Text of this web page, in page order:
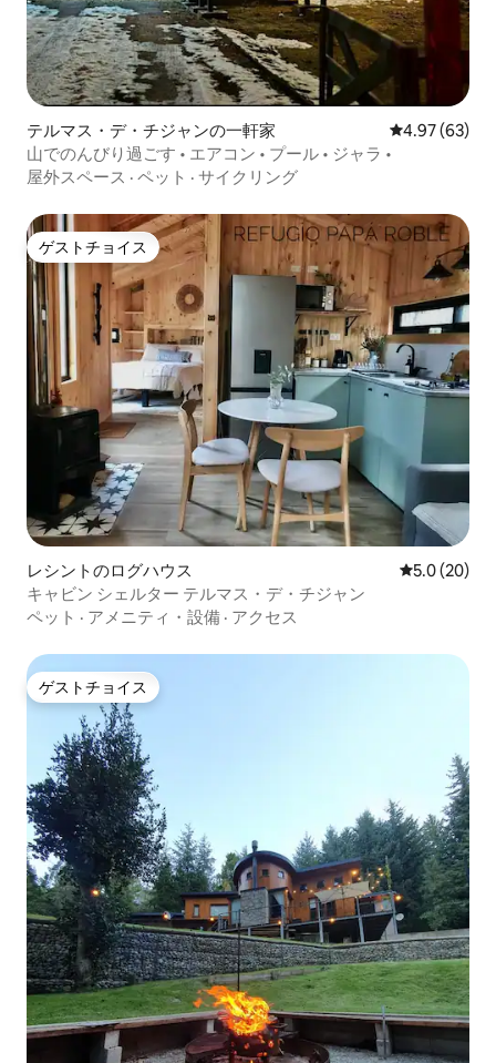
テルマス・デ・チジャンの一軒家 レビュー63
4.97 (63)
山でのんびり過ごす • エアコン • プール • ジャラ •
屋外スペース · ペット · サイクリング
ゲストチョイス
ゲストチョイス
レシントのログハウス レビュー20
5.0 (20)
キャビン シェルター テルマス・デ・チジャン
ペット · アメニティ・設備 · アクセス
ゲストチョイス
ゲストチョイス